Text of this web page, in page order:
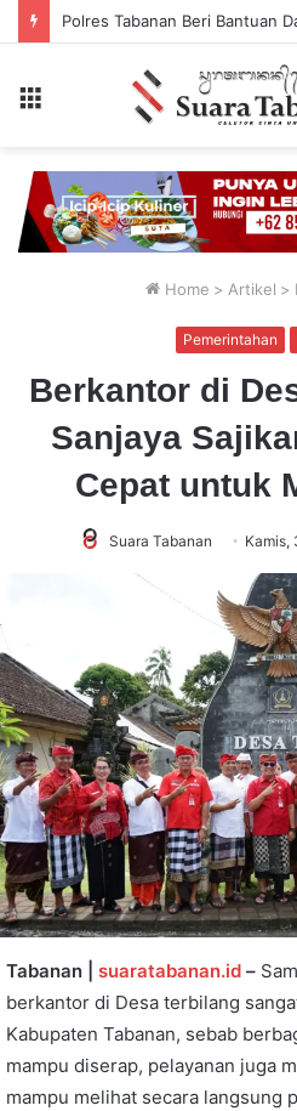
Home > Artikel >
Pemerintahan
Berkantor di
Sanjaya
Cepat untuk
Suara Tabanan Kamis,
Tabanan | suaratabanan.id –
berkantor di Desa terbilang
Kabupaten Tabanan, sebab
mampu diserap, pelayanan juga
mampu melihat secara langsung